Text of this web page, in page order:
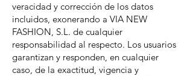
veracidad y corrección de los datos
incluidos, exonerando a VIA NEW
FASHION, S.L. de cualquier
responsabilidad al respecto. Los usuarios
garantizan y responden, en cualquier
caso, de la exactitud, vigencia y